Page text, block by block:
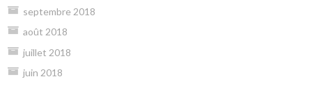
septembre 2018
août 2018
juillet 2018
juin 2018